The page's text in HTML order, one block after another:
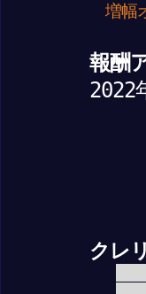
増幅
報酬
2022
クレ